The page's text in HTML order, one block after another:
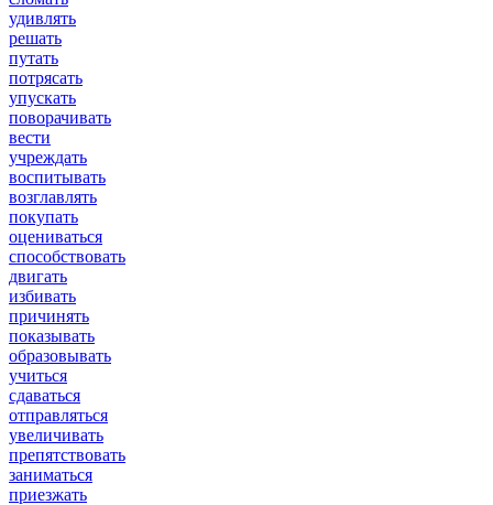
удивлять
решать
путать
потрясать
упускать
поворачивать
вести
учреждать
воспитывать
возглавлять
покупать
оцениваться
способствовать
двигать
избивать
причинять
показывать
образовывать
учиться
сдаваться
отправляться
увеличивать
препятствовать
заниматься
приезжать